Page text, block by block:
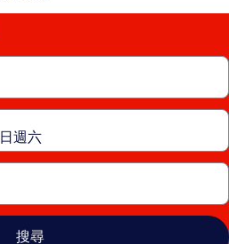
搜尋